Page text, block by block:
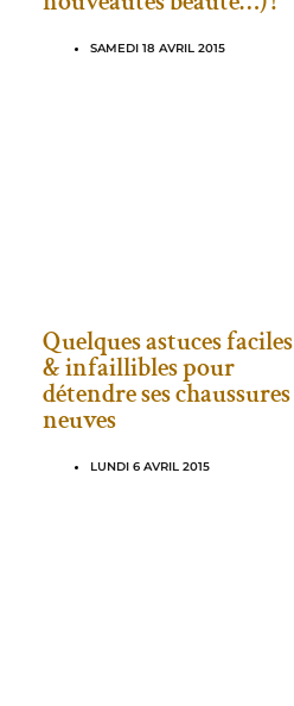
SAMEDI 18 AVRIL 2015
Quelques astuces faciles
& infaillibles pour
détendre ses chaussures
neuves
LUNDI 6 AVRIL 2015